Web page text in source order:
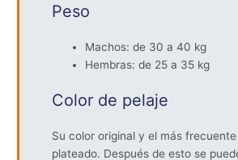
Peso
Machos: de 30 a 40 kg
Hembras: de 25 a 35 kg
Color de pelaje
Su color original y el más
plateado. Después de esto se